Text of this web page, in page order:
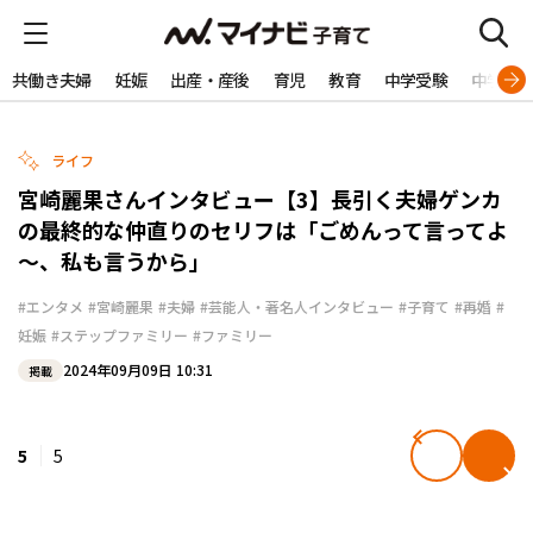
共働き夫婦 妊娠 出産・産後 育児 教育 中学受験 中学生
ライフ
宮崎麗果さんインタビュー【3】長引く夫婦ゲンカ
の最終的な仲直りのセリフは「ごめんって言ってよ
～、私も言うから」
#エンタメ #宮崎麗果 #夫婦 #芸能人・著名人インタビュー #子育て #再婚 #
妊娠 #ステップファミリー #ファミリー
掲載 2024年09月09日 10:31
5 5